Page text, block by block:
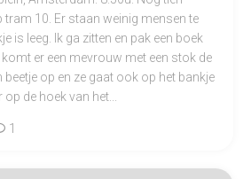
10. Er staan weinig mensen te
is leeg. Ik ga zitten en pak een boek
er een mevrouw met een stok de
beetje op en ze gaat ook op het bankje
de hoek van het...
1